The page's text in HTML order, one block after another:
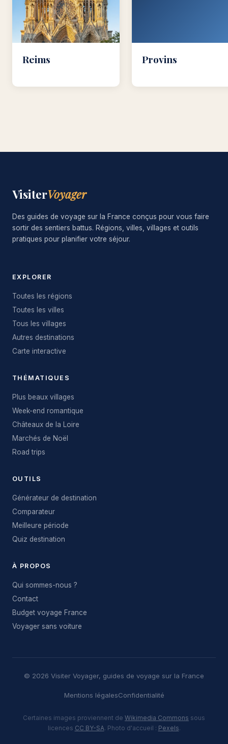
Reims Provins
VisiterVoyager
Des guides de voyage sur la France conçus pour vous faire
sortir des sentiers battus. Régions, villes, villages et outils
pratiques pour planifier votre séjour.
EXPLORER
Toutes les régions
Toutes les villes
Tous les villages
Autres destinations
Carte interactive
THÉMATIQUES
Plus beaux villages
Week-end romantique
Châteaux de la Loire
Marchés de Noël
Road trips
OUTILS
Générateur de destination
Comparateur
Meilleure période
Quiz destination
À PROPOS
Qui sommes-nous ?
Contact
Budget voyage France
Voyager sans voiture
© 2026 Visiter Voyager, guides de voyage sur la France
Mentions légalesConfidentialité
Certaines images proviennent de Wikimedia Commons sous
licences CC BY-SA. Photo d'accueil : Pexels.